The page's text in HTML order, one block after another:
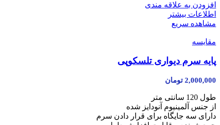
افزودن به علاقه مندی
اطلاعات بیشتر
مشاهده سریع
مقایسه
پایه سرم دیواری تلسکوپی
2,000,000 تومان
طول 120 سانتی متر
از جنس آلمینیوم آنودایز شده
دارای سه جایگاه برای قرار دادن سرم